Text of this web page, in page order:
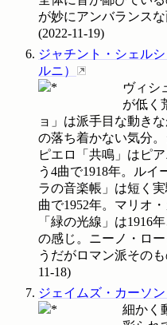
が妙にアンバランス
(2022-11-19)
ジャチント・シェルシ
ルニ）
ヴィシ
が低く
ョ」は派手目な動き
の落ち着かない気分
ピエロ「共鳴」はピ
う4曲で1918年。ル
ラの音楽帳」は短く
曲で1952年。マリオ
「緑の光線」は1916
の感じ。ニーノ・ロ
うだがロマン派そのも
11-18)
ジェイムズ・カーソン
細かく